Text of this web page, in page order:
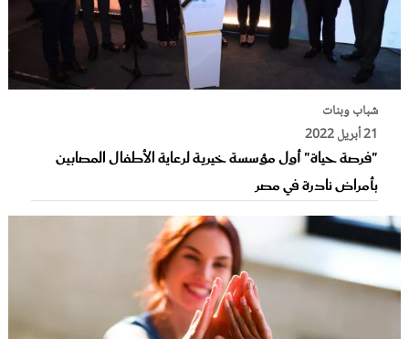
شباب وبنات
21 أبريل 2022
"فرصة حياة" أول مؤسسة خيرية لرعاية الأطفال المصابين
بأمراض نادرة في مصر